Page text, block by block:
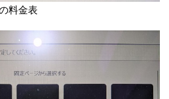
料金表